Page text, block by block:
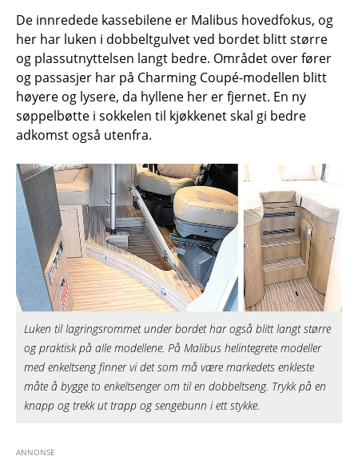
De innredede kassebilene er Malibus hovedfokus, og
her har luken i dobbeltgulvet ved bordet blitt større
og plassutnyttelsen langt bedre. Området over fører
og passasjer har på Charming Coupé-modellen blitt
høyere og lysere, da hyllene her er fjernet. En ny
søppelbøtte i sokkelen til kjøkkenet skal gi bedre
adkomst også utenfra.
Luken til lagringsrommet under bordet har også blitt langt større
og praktisk på alle modellene. På Malibus helintegrete modeller
med enkeltseng finner vi det som må være markedets enkleste
måte å bygge to enkeltsenger om til en dobbeltseng. Trykk på en
knapp og trekk ut trapp og sengebunn i ett stykke.